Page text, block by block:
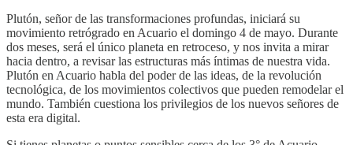
Plutón, señor de las transformaciones profundas, iniciará su
movimiento retrógrado en Acuario el domingo 4 de mayo. Durante
dos meses, será el único planeta en retroceso, y nos invita a mirar
hacia dentro, a revisar las estructuras más íntimas de nuestra vida.
Plutón en Acuario habla del poder de las ideas, de la revolución
tecnológica, de los movimientos colectivos que pueden remodelar el
mundo. También cuestiona los privilegios de los nuevos señores de
esta era digital.